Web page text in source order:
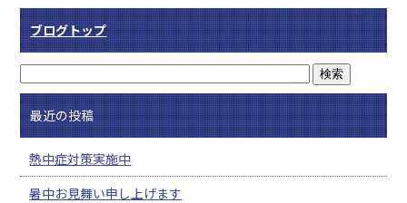
ブログトップ
最近の投稿
熱中症対策実施中
暑中お見舞い申し上げます